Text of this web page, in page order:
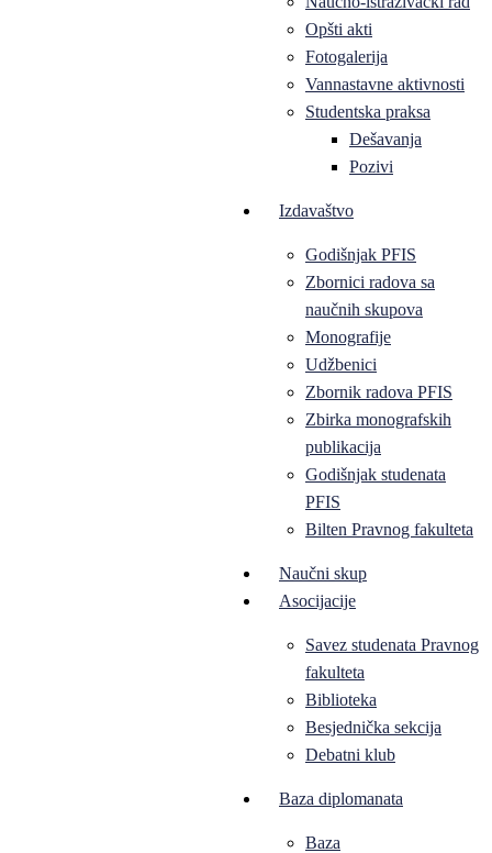
Opšti akti
Fotogalerija
Vannastavne aktivnosti
Studentska praksa
Dešavanja
Pozivi
Izdavaštvo
Godišnjak PFIS
Zbornici radova sa
naučnih skupova
Monografije
Udžbenici
Zbornik radova PFIS
Zbirka monografskih
publikacija
Godišnjak studenata
PFIS
Bilten Pravnog fakulteta
Naučni skup
Asocijacije
Savez studenata Pravnog
fakulteta
Biblioteka
Besjednička sekcija
Debatni klub
Baza diplomanata
Baza